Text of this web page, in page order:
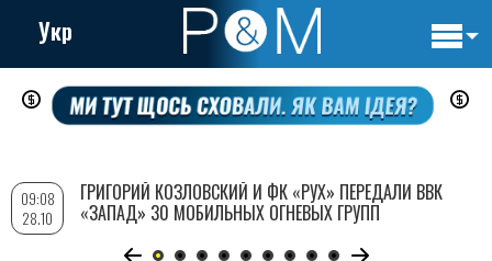
Перейти
содержанию
Укр
09:08
28.10
ГРИГОРИЙ КОЗЛОВСКИЙ И ФК «РУХ» ПЕРЕДАЛИ ВВК
«ЗАПАД» 30 МОБИЛЬНЫХ ОГНЕВЫХ ГРУПП